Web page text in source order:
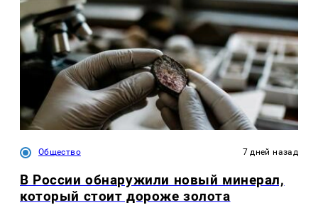
Общество 7 дней назад
В России обнаружили новый минерал,
который стоит дороже золота